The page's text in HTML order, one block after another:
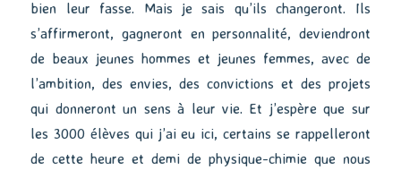
bien leur fasse. Mais je sais qu’ils changeront. Ils
s’affirmeront, gagneront en personnalité, deviendront
de beaux jeunes hommes et jeunes femmes, avec de
l’ambition, des envies, des convictions et des projets
qui donneront un sens à leur vie. Et j’espère que sur
les 3000 élèves qui j’ai eu ici, certains se rappelleront
de cette heure et demi de physique-chimie que nous